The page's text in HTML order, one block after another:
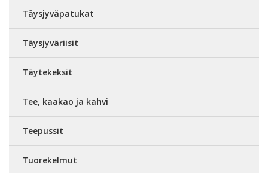
Täysjyväpatukat
Täysjyväriisit
Täytekeksit
Tee, kaakao ja kahvi
Teepussit
Tuorekelmut